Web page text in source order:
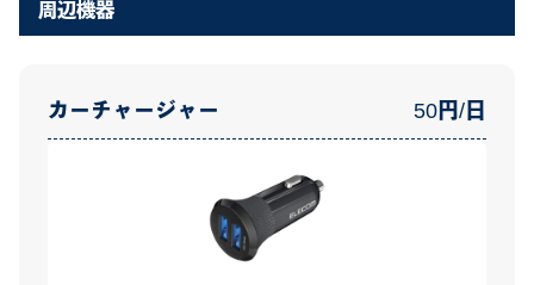
周辺機器
カーチャージャー 50円/日